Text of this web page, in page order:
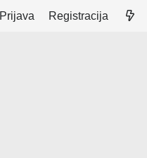
Prijava Registracija